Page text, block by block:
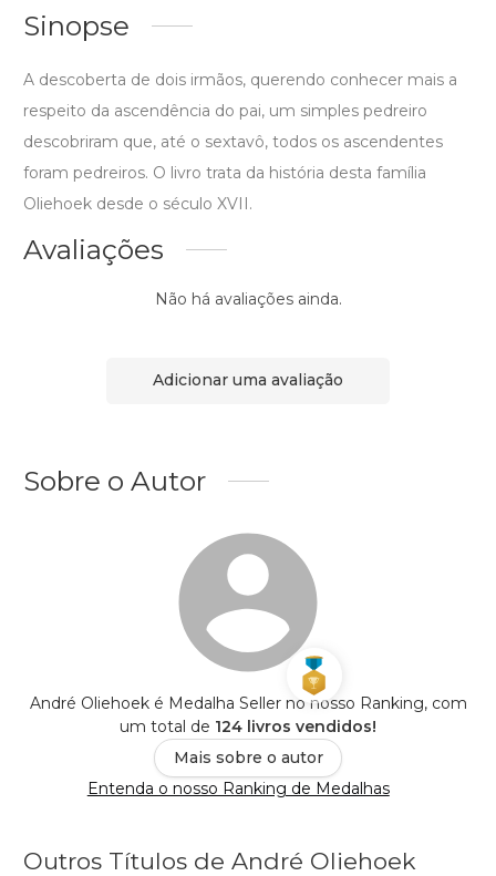
Sinopse
A descoberta de dois irmãos, querendo conhecer mais a
respeito da ascendência do pai, um simples pedreiro
descobriram que, até o sextavô, todos os ascendentes
foram pedreiros. O livro trata da história desta família
Oliehoek desde o século XVII.
Avaliações
Não há avaliações ainda.
Adicionar uma avaliação
Sobre o Autor
André Oliehoek é Medalha Seller no nosso Ranking, com
um total de 124 livros vendidos!
Mais sobre o autor
Entenda o nosso Ranking de Medalhas
Outros Títulos de André Oliehoek